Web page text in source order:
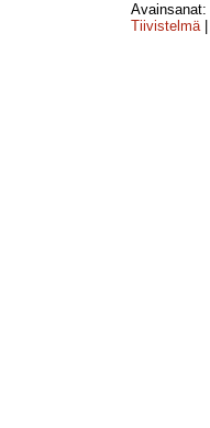
Avainsanat:
Tiivistelmä|